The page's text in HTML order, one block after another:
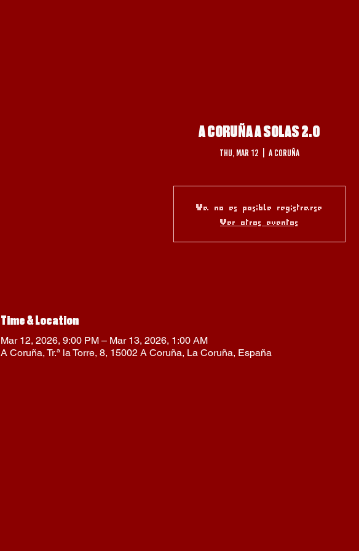
A CORUÑA A SOLAS 2.0
Thu, Mar 12 A Coruña
Ya no es posible registrarse
Ver otros eventos
Time & Location
Mar 12, 2026, 9:00 PM – Mar 13, 2026, 1:00 AM
A Coruña, Tr.ª la Torre, 8, 15002 A Coruña, La Coruña, España